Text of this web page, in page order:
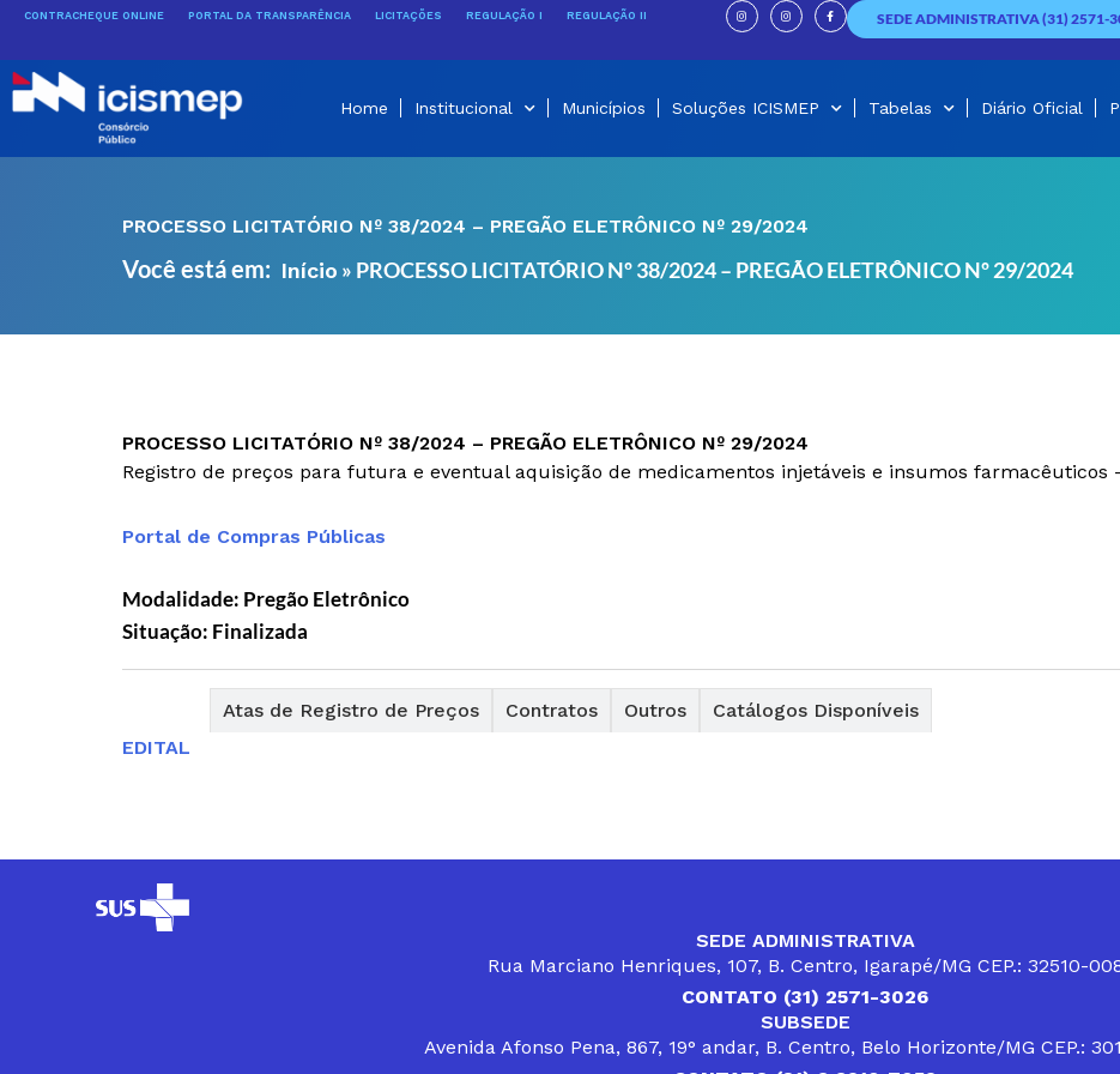
conteúdo
CONTRACHEQUE ONLINE PORTAL DA TRANSPARÊNCIA LICITAÇÕES REGULAÇÃO I REGULAÇÃO II
I
n
s
t
g
I
n
s
t
g
F
a
c
e
o
SEDE ADMINISTRATIVA (31) 2571-
Home Institucional Municípios Soluções ICISMEP Tabelas Diário Oficial
PROCESSO LICITATÓRIO Nº 38/2024 – PREGÃO ELETRÔNICO Nº 29/2024
Você está em: Início » PROCESSO LICITATÓRIO Nº 38/2024 – PREGÃO ELETRÔNICO Nº 29/2024
PROCESSO LICITATÓRIO Nº 38/2024 – PREGÃO ELETRÔNICO Nº 29/2024
Registro de preços para futura e eventual aquisição de medicamentos injetáveis e insumos farmacêuticos –
Portal de Compras Públicas
Modalidade: Pregão Eletrônico
Situação: Finalizada
Atas de Registro de Preços Contratos Outros
Catálogos Disponíveis
EDITAL
SEDE ADMINISTRATIVA
Rua Marciano Henriques, 107, B. Centro, Igarapé/MG CEP.: 32510-
CONTATO (31) 2571-3026
SUBSEDE
Avenida Afonso Pena, 867, 19° andar, B. Centro, Belo Horizonte/MG CEP.: